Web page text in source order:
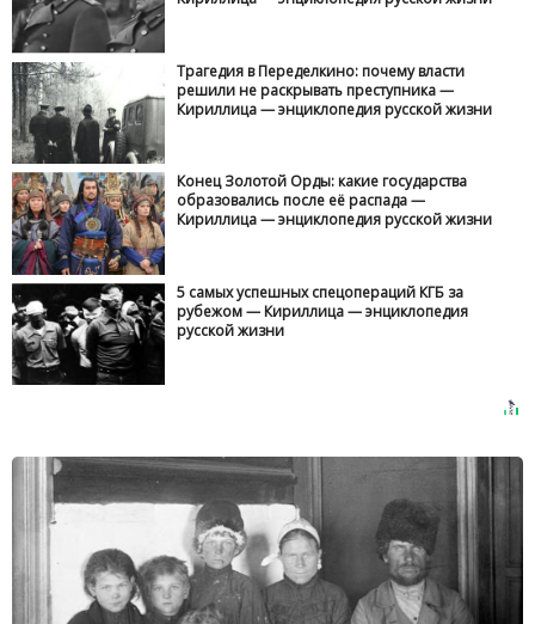
Трагедия в Переделкино: почему власти
решили не раскрывать преступника —
Кириллица — энциклопедия русской жизни
Конец Золотой Орды: какие государства
образовались после её распада —
Кириллица — энциклопедия русской жизни
5 самых успешных спецопераций КГБ за
рубежом — Кириллица — энциклопедия
русской жизни